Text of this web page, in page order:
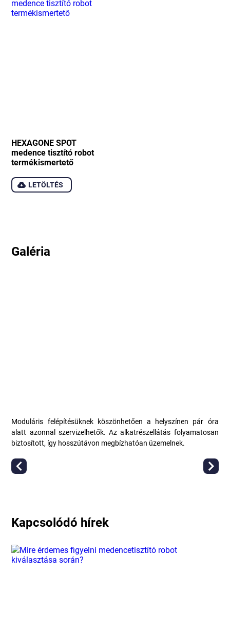
HEXAGONE SPOT
medence tisztító robot
termékismertető
LETÖLTÉS
Galéria
Moduláris felépítésüknek köszönhetően a helyszínen pár óra
alatt azonnal szervizelhetők. Az alkatrészellátás folyamatosan
biztosított, így hosszútávon megbízhatóan üzemelnek.
Kapcsolódó hírek